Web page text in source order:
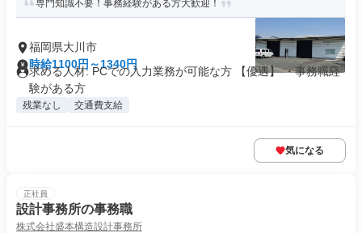
専門知識不要！事務経験がある方大歓迎！
福岡県大川市
時給1100円～1340円
求める人材: PCでの入力業務が可能な方 ​【優遇】 ・事務職経
験がある方
残業なし 交通費支給
気になる
正社員
設計事務所の事務職
株式会社盛本構造設計事務所